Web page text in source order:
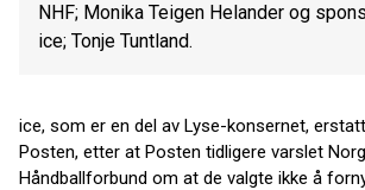
NHF; Monika Teigen Helander og
ice; Tonje Tuntland.
ice, som er en del av Lyse-konsernet,
Posten, etter at Posten tidligere varslet
Håndballforbund om at de valgte ikke å